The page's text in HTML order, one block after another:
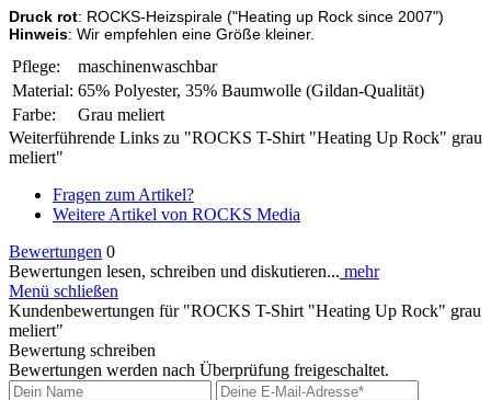
Druck rot: ROCKS-Heizspirale ("Heating up Rock since 2007")
Hinweis: Wir empfehlen eine Größe kleiner.
Pflege:
maschinenwaschbar
Material: 65% Polyester, 35% Baumwolle (Gildan-Qualität)
Farbe:
Grau meliert
Weiterführende Links zu "ROCKS T-Shirt "Heating Up Rock" grau
meliert"
Fragen zum Artikel?
Weitere Artikel von ROCKS Media
Bewertungen 0
Bewertungen lesen, schreiben und diskutieren... mehr
Menü schließen
Kundenbewertungen für "ROCKS T-Shirt "Heating Up Rock" grau
meliert"
Bewertung schreiben
Bewertungen werden nach Überprüfung freigeschaltet.